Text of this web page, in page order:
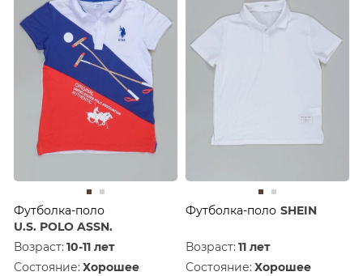
Футболка-поло
U.S. POLO ASSN.
Возраст: 10-11 лет
Состояние: Хорошее
Футболка-поло SHEIN
Возраст: 11 лет
Состояние: Хорошее